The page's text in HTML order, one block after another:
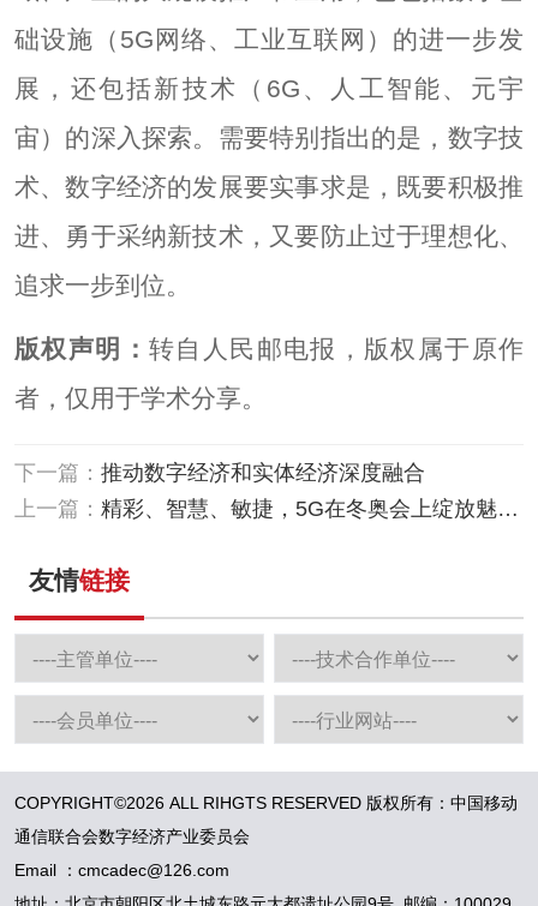
础设施（5G网络、工业互联网）的进一步发
展，还包括新技术（6G、人工智能、元宇
宙）的深入探索。需要特别指出的是，数字技
术、数字经济的发展要实事求是，既要积极推
进、勇于采纳新技术，又要防止过于理想化、
追求一步到位。
版权声明： 转自人民邮电报，版权属于原作
者，仅用于学术分享。
下一篇： 推动数字经济和实体经济深度融合
上一篇： 精彩、智慧、敏捷，5G在冬奥会上绽放魅力
友情链接
COPYRIGHT©2026 ALL RIHGTS RESERVED 版权所有：中国移动
通信联合会数字经济产业委员会
Email ：cmcadec@126.com